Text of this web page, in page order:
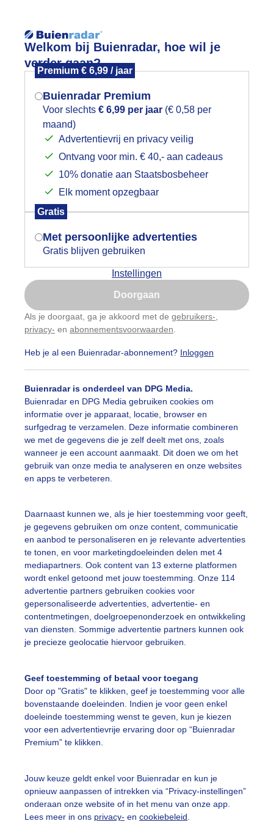
Welkom bij Buienradar, hoe wil je
verder gaan?
Premium € 6,99 / jaar
Buienradar Premium
Voor slechts € 6,99 per jaar (€ 0,58 per
maand)
Advertentievrij en privacy veilig
Ontvang voor min. € 40,- aan cadeaus
10% donatie aan Staatsbosbeheer
Elk moment opzegbaar
Gratis
Met persoonlijke advertenties
Gratis blijven gebruiken
Instellingen
Doorgaan
Als je doorgaat, ga je akkoord met de gebruikers-
privacy- en abonnementsvoorwaarden
Heb je al een Buienradar-abonnement? Inloggen
Buienradar is onderdeel van DPG Media.
Buienradar en DPG Media gebruiken cookies om
informatie over je apparaat, locatie, browser en
surfgedrag te verzamelen. Deze informatie combineren
we met de gegevens die je zelf deelt met ons, zoals
wanneer je een account aanmaakt. Dit doen we om het
gebruik van onze media te analyseren en onze websites
en apps te verbeteren.
Daarnaast kunnen we, als je hier toestemming voor geeft,
je gegevens gebruiken om onze content, communicatie
en aanbod te personaliseren en je relevante advertenties
te tonen, en voor marketingdoeleinden delen met 4
mediapartners. Ook content van 13 externe platformen
wordt enkel getoond met jouw toestemming. Onze 114
advertentie partners gebruiken cookies voor
gepersonaliseerde advertenties, advertentie- en
contentmetingen, doelgroepenonderzoek en ontwikkeling
van diensten. Sommige advertentie partners kunnen ook
je precieze geolocatie hiervoor gebruiken.
Geef toestemming of betaal voor toegang
Door op "Gratis" te klikken, geef je toestemming voor alle
bovenstaande doeleinden. Indien je voor geen enkel
doeleinde toestemming wenst te geven, kun je kiezen
voor een advertentievrije ervaring door op “Buienradar
Premium” te klikken.
Jouw keuze geldt enkel voor Buienradar en kun je
opnieuw aanpassen of intrekken via “Privacy-instellingen”
onderaan onze website of in het menu van onze app.
Lees meer in ons privacy- en cookiebeleid
Foto en video Weerzine
Zoeken
16.30 uur kwam de zon erbij
Kaatsheuvel.
Henk Voermans
slideshow
vragen
Mijn weer
Mogen we je locatie gebruiken voor
het weer?
Indien je hier nog geen akkoord op hebt
gegeven, verschijnt er zo een pop-up uit
je browser waarin deze toestemming
gevraagd wordt.
Is goed, toon de popup
Nu niet, misschien later
Gebruik je Safari en wil je niet elke dag deze pop-up
Klikhierom dit aan te passen